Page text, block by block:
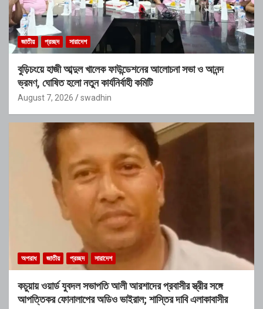
জাতীয় প্রচ্ছদ সারাদেশ
বুড়িচংয়ে হাজী আব্দুল খালেক ফাউন্ডেশনের আলোচনা সভা ও আনন্দ
ভ্রমণ, ঘোষিত হলো নতুন কার্যনির্বাহী কমিটি
August 7, 2026 swadhin
অপরাধ জাতীয় প্রচ্ছদ সারাদেশ
কচুয়ায় ওয়ার্ড যুবদল সভাপতি আলী আরশাদের প্রবাসীর স্ত্রীর সঙ্গে
আপত্তিকর ফোনালাপের অডিও ভাইরাল; শাস্তির দাবি এলাকাবাসীর